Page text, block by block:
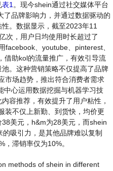
表1 。现今shein通过社交媒体平台
品牌影响力，并通过数据驱动的
。数据显示，截至2023年11
次，用户日均使用时长超过了
facebook、youtube、pinterest、
借助kol的流量推广，有效引导流
。这种营销策略不仅提高了品牌
市场趋势，推出符合消费者需求
中心运用数据挖掘与机器学习技
容推荐，有效提升了用户粘性，
装不仅上新勤、到货快，均价更
美元，h&m为28美元，而shein
吸引力，是其他品牌难以复制
滞销率仅为10%。
methods of shein in different